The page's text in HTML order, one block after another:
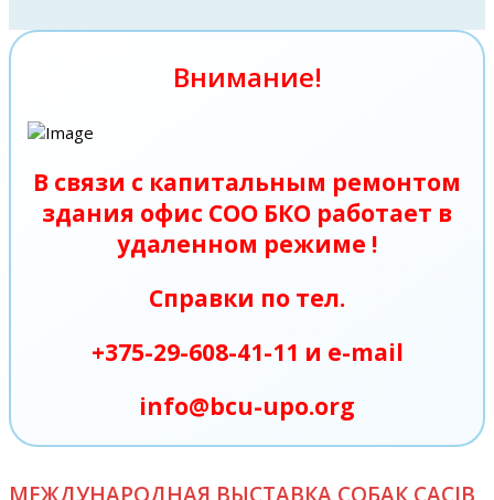
Внимание!
В связи с капитальным ремонтом
здания офис СОО БКО работает в
удаленном режиме !
Справки по тел.
+375-29-608-41-11 и e-mail
info@bcu-upo.org